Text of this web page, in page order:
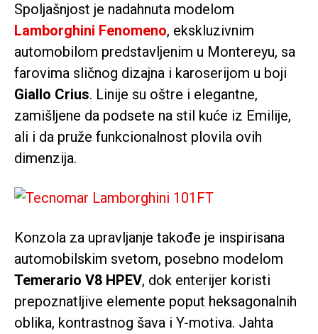
Spoljašnjost je nadahnuta modelom
Lamborghini Fenomeno, ekskluzivnim
automobilom predstavljenim u Montereyu, sa
farovima sličnog dizajna i karoserijom u boji
Giallo Crius. Linije su oštre i elegantne,
zamišljene da podsete na stil kuće iz Emilije,
ali i da pruže funkcionalnost plovila ovih
dimenzija.
Konzola za upravljanje takođe je inspirisana
automobilskim svetom, posebno modelom
Temerario V8 HPEV, dok enterijer koristi
prepoznatljive elemente poput heksagonalnih
oblika, kontrastnog šava i Y-motiva. Jahta